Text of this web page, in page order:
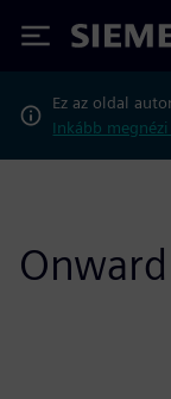
Siemens
Ez az oldal
Inkább